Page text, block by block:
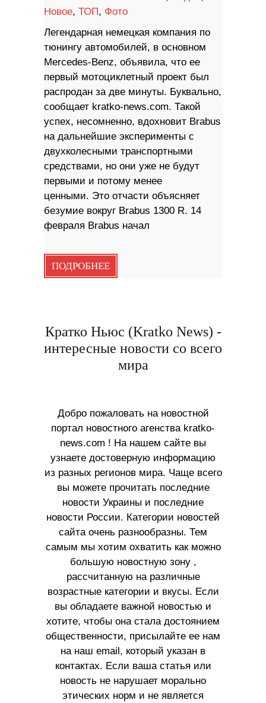
Новое, ТОП, Фото
Легендарная немецкая компания по
тюнингу автомобилей, в основном
Mercedes-Benz, объявила, что ее
первый мотоциклетный проект был
распродан за две минуты. Буквально,
сообщает kratko-news.com. Такой
успех, несомненно, вдохновит Brabus
на дальнейшие эксперименты с
двухколесными транспортными
средствами, но они уже не будут
первыми и потому менее
ценными. Это отчасти объясняет
безумие вокруг Brabus 1300 R. 14
февраля Brabus начал
ПОДРОБНЕЕ
Кратко Ньюс (Kratko News) -
интересные новости со всего
мира
Добро пожаловать на новостной
портал новостного агенства kratko-
news.com ! На нашем сайте вы
узнаете достоверную информацию
из разных регионов мира. Чаще всего
вы можете прочитать последние
новости Украины и последние
новости России. Категории новостей
сайта очень разнообразны. Тем
самым мы хотим охватить как можно
большую новостную зону ,
рассчитанную на различные
возрастные категории и вкусы. Если
вы обладаете важной новостью и
хотите, чтобы она стала достоянием
общественности, присылайте ее нам
на наш email, который указан в
контактах. Если ваша статья или
новость не нарушает морально
этических норм и не является